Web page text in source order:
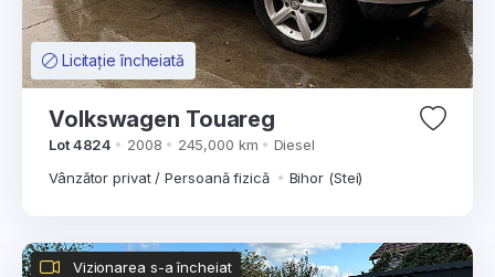
Licitație încheiată
Volkswagen Touareg
Lot 4824 2008 245,000 km
Diesel
Vânzător privat / Persoană fizică
Bihor (Stei)
Vizionarea s-a încheiat